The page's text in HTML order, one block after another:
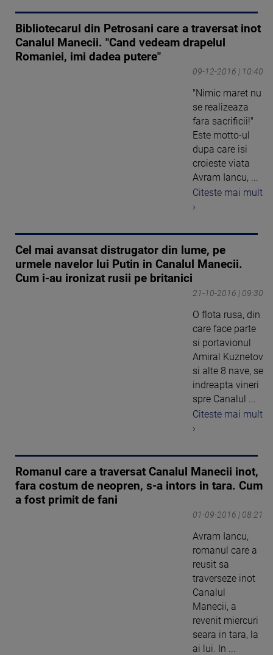
Bibliotecarul din Petrosani care a traversat inot
Canalul Manecii. "Cand vedeam drapelul
Romaniei, imi dadea putere"
09-12-2016 | 10:40
"Nimic maret nu
se realizeaza
fara sacrificii!"
Este motto-ul
dupa care isi
croieste viata
Avram Iancu, ...
Citeste mai mult
›
Cel mai avansat distrugator din lume, pe
urmele navelor lui Putin in Canalul Manecii.
Cum i-au ironizat rusii pe britanici
21-10-2016 | 09:30
O flota rusa, din
care face parte
si portavionul
Amiral Kuznetov
si alte 8 nave, se
indreapta vineri
spre Canalul ...
Citeste mai mult
›
Romanul care a traversat Canalul Manecii inot,
fara costum de neopren, s-a intors in tara. Cum
a fost primit de fani
01-09-2016 | 08:21
Avram Iancu,
romanul care a
reusit sa
traverseze inot
Canalul
Manecii, a
revenit miercuri
seara in tara, la
ai lui. In ...